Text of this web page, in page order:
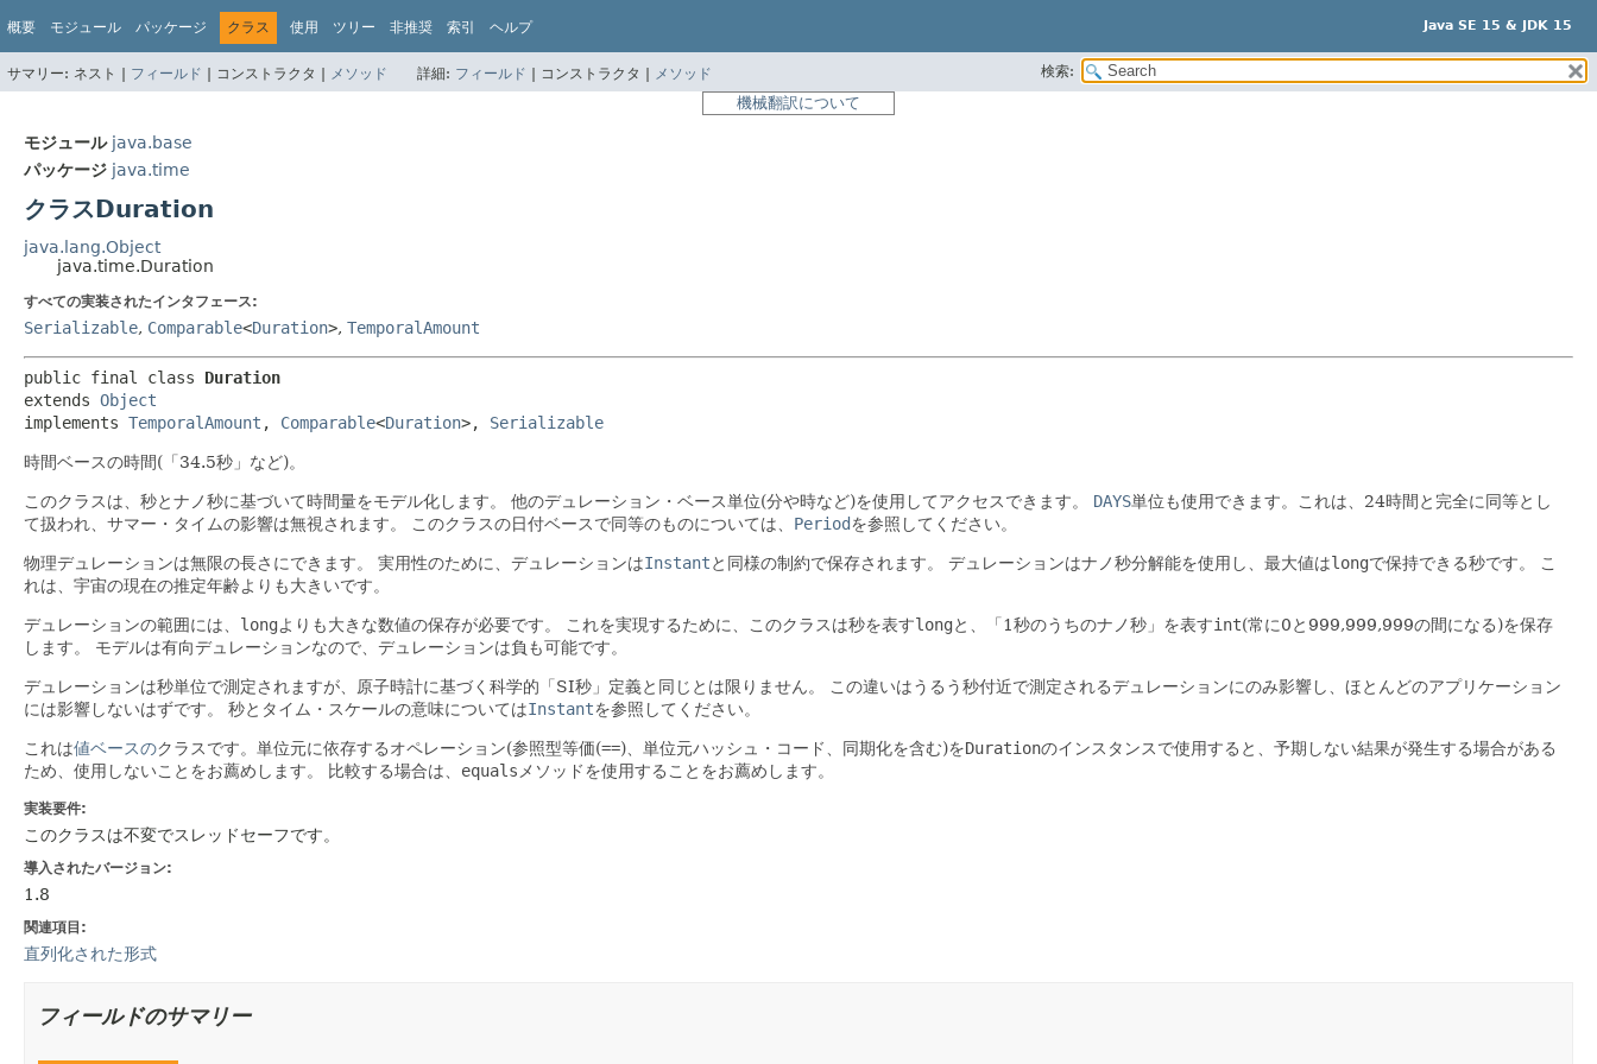
概要 モジュール パッケージ クラス 使用 ツリー 非推奨 索引 ヘルプ Java SE 15 & JDK 15
サマリー: ネスト | フィールド | コンストラクタ | メソッド 詳細: フィールド | コンストラクタ | メソッド 検索:
機械翻訳について
モジュール java.base
パッケージ java.time
クラスDuration
java.lang.Object
java.time.Duration
すべての実装されたインタフェース:
Serializable, Comparable<Duration>, TemporalAmount
public final class Duration
extends Object
implements TemporalAmount , Comparable<Duration>, Serializable
時間ベースの時間(「34.5秒」など)。
このクラスは、秒とナノ秒に基づいて時間量をモデル化します。 他のデュレーション・ベース単位(分や時など)を使用してアクセスできます。 DAYS単位も使用できます。これは、24時間と完全に同等とし
て扱われ、サマー・タイムの影響は無視されます。
このクラスの日付ベースで同等のものについては、 Periodを参照してください。
物理デュレーションは無限の長さにできます。 実用性のために、デュレーションはInstantと同様の制約で保存されます。 デュレーションはナノ秒分解能を使用し、最大値はlongで保持できる秒です。
こ
れは、宇宙の現在の推定年齢よりも大きいです。
デュレーションの範囲には、 longよりも大きな数値の保存が必要です。 これを実現するために、このクラスは秒を表すlongと、「1秒のうちのナノ秒」を表すint(常に0と999,999,999の間になる)を保存
します。
モデルは有向デュレーションなので、デュレーションは負も可能です。
デュレーションは秒単位で測定されますが、原子時計に基づく科学的「SI秒」定義と同じとは限りません。
この違いはうるう秒付近で測定されるデュレーションにのみ影響し、ほとんどのアプリケーション
には影響しないはずです。
秒とタイム・スケールの意味についてはInstantを参照してください。
これは値ベースのクラスです。単位元に依存するオペレーション(参照型等価(==)、単位元ハッシュ・コード、同期化を含む)をDurationのインスタンスで使用すると、予期しない結果が発生する場合がある
ため、使用しないことをお薦めします。
比較する場合は、 equals メソッドを使用することをお薦めします。
実装要件:
このクラスは不変でスレッドセーフです。
導入されたバージョン:
1.8
関連項目:
直列化された形式
フィールドのサマリー